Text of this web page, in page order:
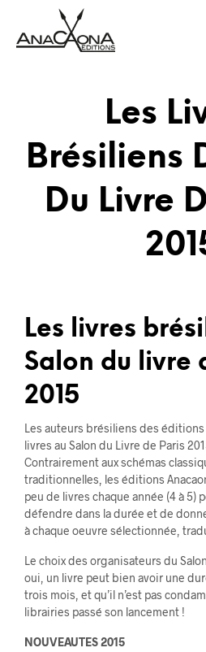
Les
Brésiliens
Du Livre
Les livres
Salon du livre
2015
Les auteurs brésiliens des éditions
livres au Salon du Livre de Paris
Contrairement aux schémas
traditionnelles, les éditions
peu de livres chaque année (4 à 5)
défendre dans la durée et de
à chaque oeuvre sélectionnée,
Le choix des organisateurs du
oui, un livre peut bien avoir une
trois mois, et qu’il n’est pas
librairies passé son lancement !
NOUVEAUTES 2015